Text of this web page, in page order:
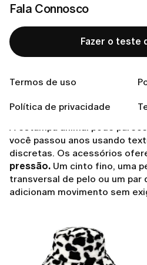
Fala Connosco
Fazer o teste
Termos de uso
Política de privacidade
Comece com
A estampa animal pode
você passou anos usando
discretas. Os acessórios
pressão. Um cinto fino, uma
transversal de pelo ou um par
adicionam movimento sem